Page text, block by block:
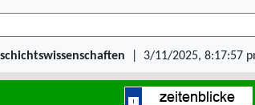
3/11/2025, 8:17:57